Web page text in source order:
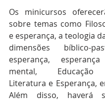
Os minicursos
sobre temas como
e esperança, a teologia
dimensões bíblico-
esperança,
mental, Educação
Literatura e Esperança,
Além disso, haverá